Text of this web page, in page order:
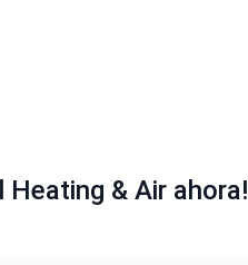
& Air ahora!